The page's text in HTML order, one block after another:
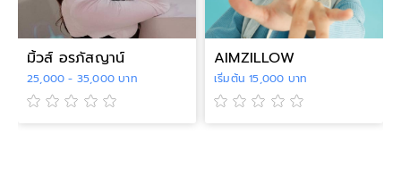
มิ้วส์ อรภัสญาน์
25,000 - 35,000 บาท
AIMZILLOW
เริ่มต้น 15,000 บาท